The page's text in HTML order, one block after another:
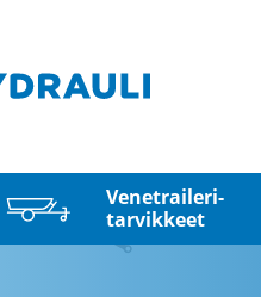
Venetraileri­
tarvikkeet